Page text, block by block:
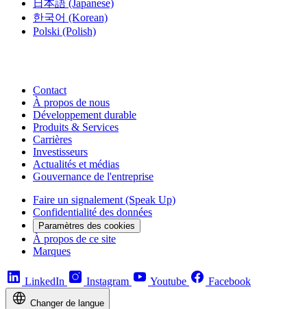
日本語 (Japanese)
한국어 (Korean)
Polski (Polish)
Contact
À propos de nous
Développement durable
Produits & Services
Carrières
Investisseurs
Actualités et médias
Gouvernance de l'entreprise
Faire un signalement (Speak Up)
Confidentialité des données
Paramètres des cookies
À propos de ce site
Marques
LinkedIn Instagram Youtube Facebook
Changer de langue